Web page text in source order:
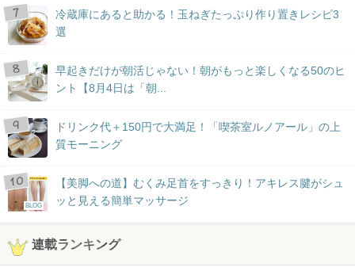
冷蔵庫にあると助かる！玉ねぎたっぷり作り置きレシピ3
選
早起きだけが朝活じゃない！朝がもっと楽しくなる50のヒ
ント【8月4日は「朝...
ドリンク代＋150円で大満足！「喫茶室ルノアール」の上
質モーニング
BLOG
【美脚への道】むくみ足首をすっきり！アキレス腱がシュ
ッと見える簡単マッサージ
連載ランキング